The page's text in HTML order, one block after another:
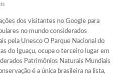
dos visitantes no Google para
no mundo considerados
pela Unesco O Parque Nacional do
do Iguaçu, ocupa o terceiro lugar em
Patrimônios Naturais Mundiais
é a única brasileira na lista,